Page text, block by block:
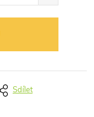
Sdílet